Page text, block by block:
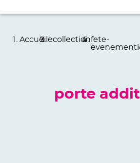
Accueil ecollectionfete-
porte